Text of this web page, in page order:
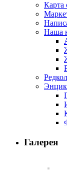
Карта
Наша
Галерея